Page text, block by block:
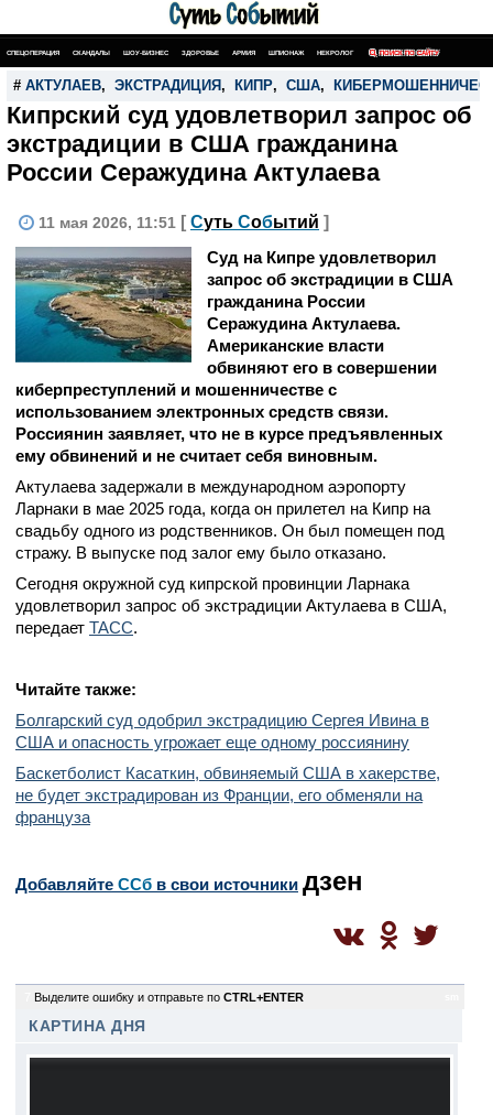
СПЕЦОПЕРАЦИЯ СКАНДАЛЫ ШОУ-БИЗНЕС ЗДОРОВЬЕ АРМИЯ ШПИОНАЖ НЕКРОЛОГ ПОИСК ПО САЙТУ
# АКТУЛАЕВ, ЭКСТРАДИЦИЯ , КИПР, США,
Кипрский суд удовлетворил запрос об
экстрадиции в США гражданина
России Серажудина Актулаева
11 мая 2026, 11:51 [ Суть Событий ]
Суд на Кипре удовлетворил
запрос об экстрадиции в США
гражданина России
Серажудина Актулаева.
Американские власти
обвиняют его в совершении
киберпреступлений и мошенничестве с
использованием электронных средств связи.
Россиянин заявляет, что не в курсе предъявленных
ему обвинений и не считает себя виновным.
Актулаева задержали в международном аэропорту
Ларнаки в мае 2025 года, когда он прилетел на Кипр на
свадьбу одного из родственников. Он был помещен под
стражу. В выпуске под залог ему было отказано.
Сегодня окружной суд кипрской провинции Ларнака
удовлетворил запрос об экстрадиции Актулаева в США,
передает ТАСС.
Читайте также:
Болгарский суд одобрил экстрадицию Сергея Ивина в
США и опасность угрожает еще одному россиянину
Баскетболист Касаткин, обвиняемый США в хакерстве,
не будет экстрадирован из Франции, его обменяли на
француза
Добавляйте CСб в свои источники дзен
Выделите ошибку и отправьте по CTRL+ENTER
КАРТИНА ДНЯ